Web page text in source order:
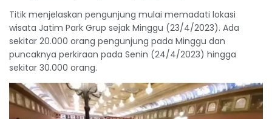
Titik menjelaskan pengunjung mulai memadati lokasi
wisata Jatim Park Grup sejak Minggu (23/4/2023). Ada
sekitar 20.000 orang pengunjung pada Minggu dan
puncaknya perkiraan pada Senin (24/4/2023) hingga
sekitar 30.000 orang.